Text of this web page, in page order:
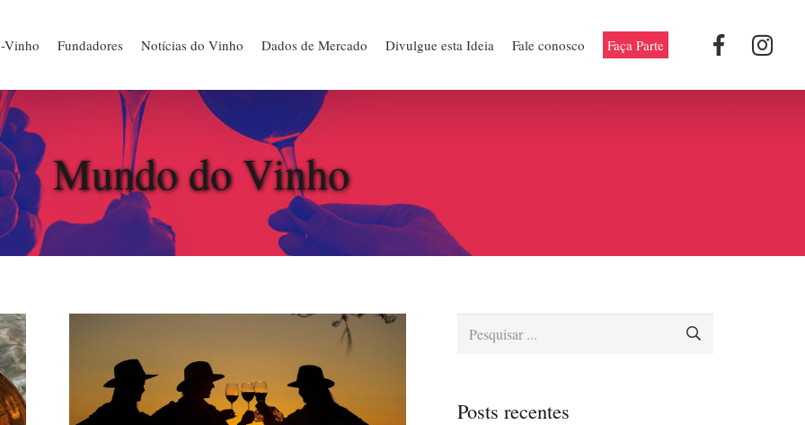
Vinho Fundadores Notícias do Vinho Dados de Mercado Divulgue esta Ideia Fale conosco Faça Parte
Mundo do Vinho
Posts recentes